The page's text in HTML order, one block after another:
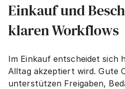
Einkauf und
klaren Workflows
Im Einkauf entscheidet sich
Alltag akzeptiert wird. Gute
unterstützen Freigaben,